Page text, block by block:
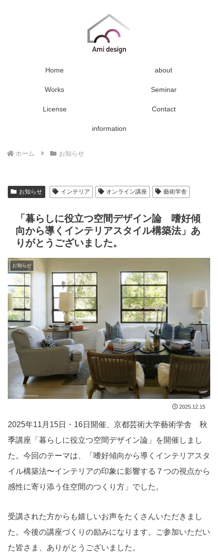
Home about
Works Seminar
License Contact
information
ホーム お知らせ
お知らせ インテリア オンライン講座 藝術学舎
「暮らしに役立つ空間デザイン論 嗜好傾
向から導くインテリアスタイル構築法」あ
りがとうございました。
お知らせ
2025.12.15
2025年11月15日・16日開催、京都芸術大学藝術学舎 秋
季講座「暮らしに役立つ空間デザイン論」を開催しまし
た。今回のテーマは、「嗜好傾向から導くインテリアスタ
イル構築法〜インテリアの印象に影響する７つの視点から
感性に寄り添う住空間のつくり方」でした。
受講された方からも嬉しいお声をたくさんいただきまし
た。今後の講座づくりの励みになります。ご参加いただい
た皆さま、ありがとうございました。